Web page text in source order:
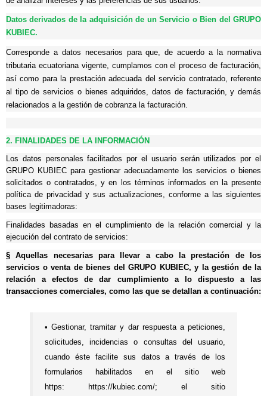
Datos derivados de la adquisición de un Servicio o Bien del GRUPO
KUBIEC.
Corresponde a datos necesarios para que, de acuerdo a la normativa
tributaria ecuatoriana vigente, cumplamos con el proceso de facturación,
así como para la prestación adecuada del servicio contratado, referente
al tipo de servicios o bienes adquiridos, datos de facturación, y demás
relacionados a la gestión de cobranza la facturación.
2. FINALIDADES DE LA INFORMACIÓN
Los datos personales facilitados por el usuario serán utilizados por el
GRUPO KUBIEC para gestionar adecuadamente los servicios o bienes
solicitados o contratados, y en los términos informados en la presente
política de privacidad y sus actualizaciones, conforme a las siguientes
bases legitimadoras:
Finalidades basadas en el cumplimiento de la relación comercial y la
ejecución del contrato de servicios:
§Aquellas necesarias para llevar a cabo la prestación de los
servicios o venta de bienes del GRUPO KUBIEC, y la gestión de la
relación a efectos de dar cumplimiento a lo dispuesto a las
transacciones comerciales, como las que se detallan a continuación:
• Gestionar, tramitar y dar respuesta a peticiones,
solicitudes, incidencias o consultas del usuario,
cuando éste facilite sus datos a través de los
formularios habilitados en el sitio web
https:
https://kubiec.com/; el sitio